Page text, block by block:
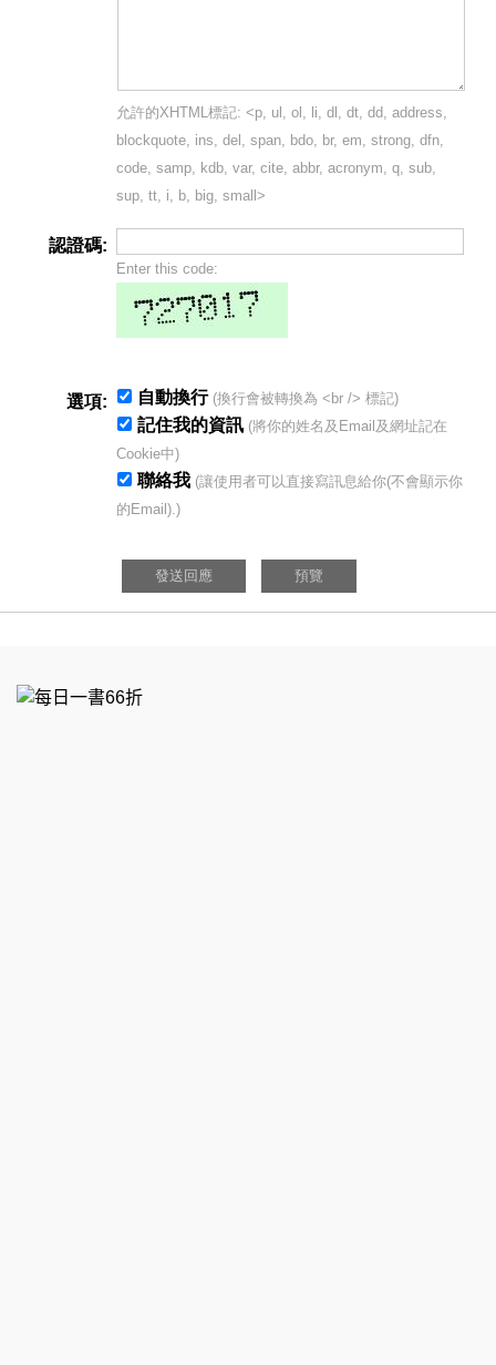
允許的XHTML標記: <p, ul, ol, li, dl, dt, dd, address,
blockquote, ins, del, span, bdo, br, em, strong, dfn,
code, samp, kdb, var, cite, abbr, acronym, q, sub,
sup, tt, i, b, big, small>
認證碼:
Enter this code:
選項: 自動換行 (換行會被轉換為 <br /> 標記)
記住我的資訊 (將你的姓名及Email及網址記在
Cookie中)
聯絡我 (讓使用者可以直接寫訊息給你(不會顯示你
的Email).)